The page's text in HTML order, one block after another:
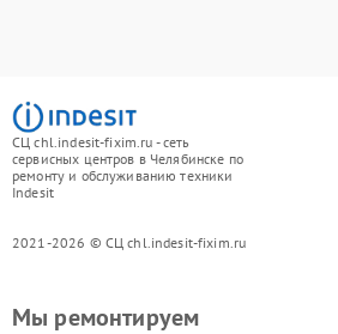
СЦ chl.indesit-fixim.ru - сеть
сервисных центров в Челябинске по
ремонту и обслуживанию техники
Indesit
2021-2026 © СЦ chl.indesit-fixim.ru
Мы ремонтируем